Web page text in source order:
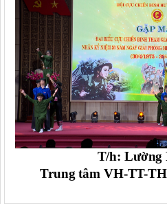
T/h: Lường
Trung tâm VH-TT-